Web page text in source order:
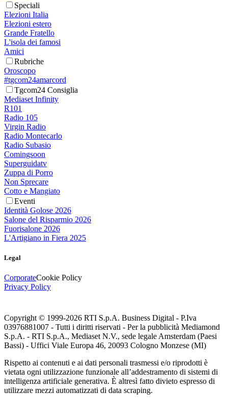
Speciali
Elezioni Italia
Elezioni estero
Grande Fratello
L'isola dei famosi
Amici
Rubriche
Oroscopo
#tgcom24amarcord
Tgcom24 Consiglia
Mediaset Infinity
R101
Radio 105
Virgin Radio
Radio Montecarlo
Radio Subasio
Comingsoon
Superguidatv
Zuppa di Porro
Non Sprecare
Cotto e Mangiato
Eventi
Identità Golose 2026
Salone del Risparmio 2026
Fuorisalone 2026
L'Artigiano in Fiera 2025
Legal
CorporateCookie Policy
Privacy Policy
Copyright © 1999-2026 RTI S.p.A. Business Digital - P.Iva
03976881007 - Tutti i diritti riservati - Per la pubblicità Mediamond
S.p.A. - RTI S.p.A., Mediaset N.V., sede legale Amsterdam (Paesi
Bassi) - Uffici Viale Europa 46, 20093 Cologno Monzese (MI)
Rispetto ai contenuti e ai dati personali trasmessi e/o riprodotti è
vietata ogni utilizzazione funzionale all’addestramento di sistemi di
intelligenza artificiale generativa. È altresì fatto divieto espresso di
utilizzare mezzi automatizzati di data scraping.